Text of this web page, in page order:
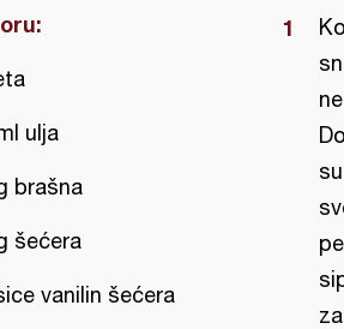
ulja
brašna
šećera
vanilin šećera